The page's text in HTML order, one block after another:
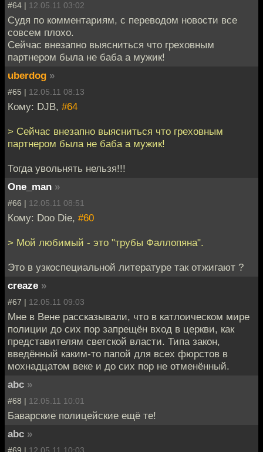
#64 | 12.05.11 03:02
Судя по комментариям, с переводом новости все
совсем плохо.
Сейчас внезапно выясниться что греховным
партнером была не баба а мужик!
uberdog »
#65 | 12.05.11 08:13
Кому: DJB, #64
> Сейчас внезапно выясниться что греховным
партнером была не баба а мужик!
Тогда увольнять нельзя!!!
One_man »
#66 | 12.05.11 08:51
Кому: Doo Die, #60
> Мой любимый - это "трубы Фаллопяна".
Это в узкоспециальной литературе так отжигают ?
creaze »
#67 | 12.05.11 09:03
Мне в Вене рассказывали, что в катлоическом мире
полиции до сих пор запрещён вход в церкви, как
представителям светской власти. Типа закон,
введённый каким-то папой для всех фюрстов в
мохнадцатом веке и до сих пор не отменённый.
abc »
#68 | 12.05.11 10:01
Баварские полицейские ещё те!
abc »